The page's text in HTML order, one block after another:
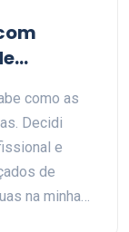
como as
Decidi
e
de
na minha